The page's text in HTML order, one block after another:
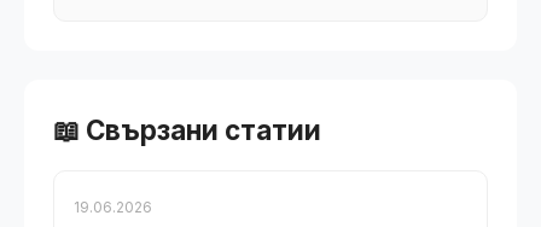
📖 Свързани статии
19.06.2026